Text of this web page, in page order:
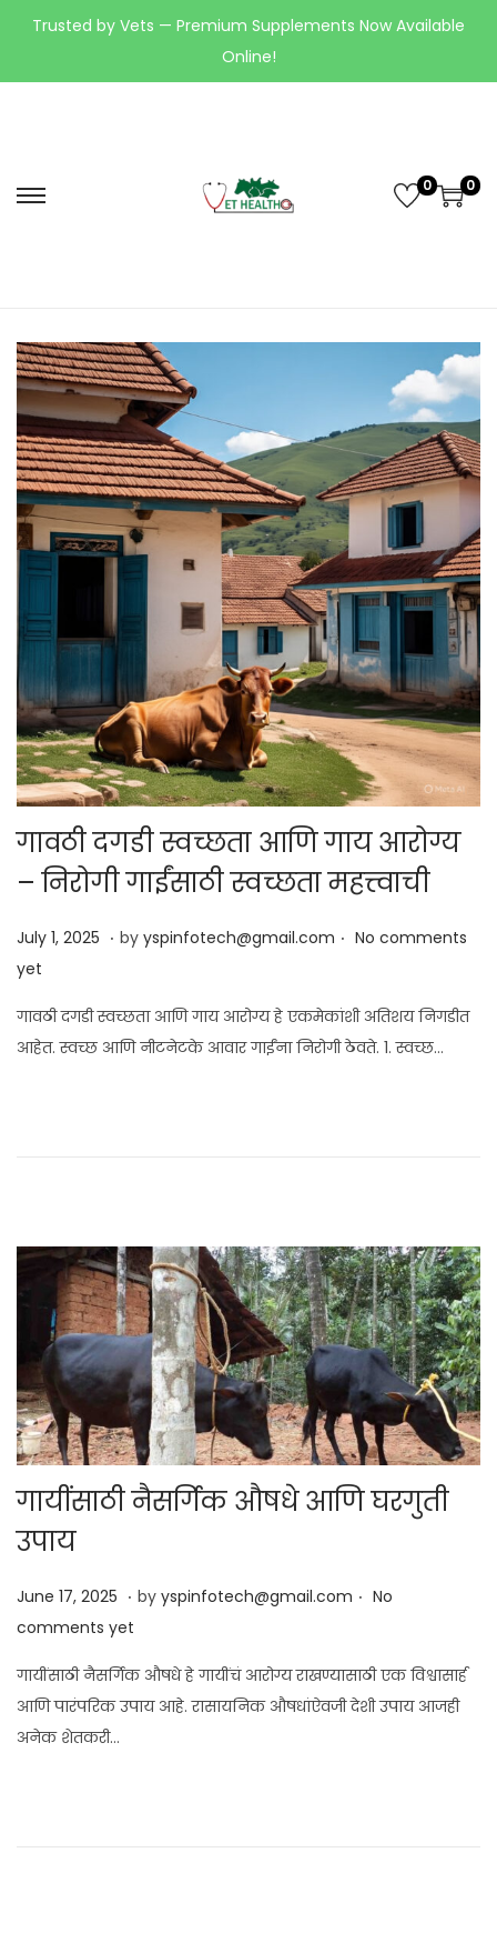
Trusted by Vets — Premium Supplements Now Available
Online!
0 0
गावठी दगडी स्वच्छता आणि गाय आरोग्य
– निरोगी गाईंसाठी स्वच्छता महत्त्वाची
Posted on
July 1, 2025 J
y
. by yspinfotech@gmail.com . No comments
yet
गावठी दगडी स्वच्छता आणि गाय आरोग्य हे एकमेकांशी अतिशय निगडीत
आहेत. स्वच्छ आणि नीटनेटके आवार गाईंना निरोगी ठेवते. 1. स्वच्छ…
गायींसाठी नैसर्गिक औषधे आणि घरगुती
उपाय
Posted on
June 17, 2025 J
u
e
1
. by yspinfotech@gmail.com . No
comments yet
गायींसाठी नैसर्गिक औषधे हे गायींचं आरोग्य राखण्यासाठी एक विश्वासार्ह
आणि पारंपरिक उपाय आहे. रासायनिक औषधांऐवजी देशी उपाय आजही
अनेक शेतकरी…